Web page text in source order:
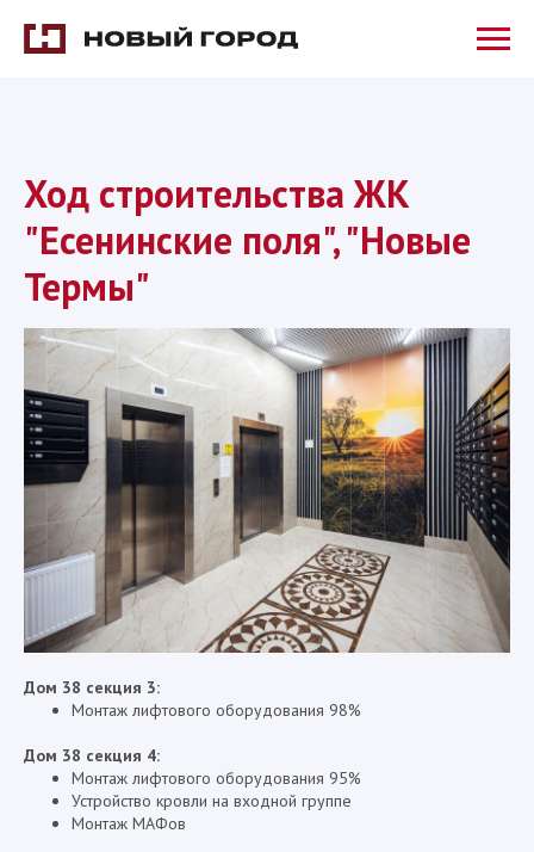
Ход строительства ЖК
"Есенинские поля", "Новые
Термы"
Дом 38 секция 3:
Монтаж лифтового оборудования 98%
Дом 38 секция 4:
Монтаж лифтового оборудования 95%
Устройство кровли на входной группе
Монтаж МАФов